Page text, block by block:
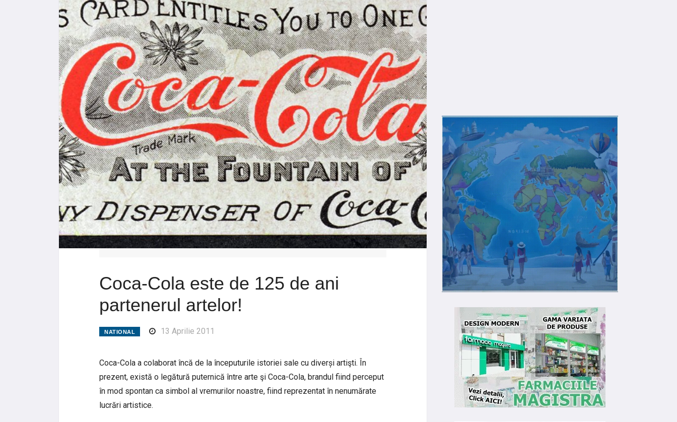
Coca-Cola este de 125 de ani
partenerul artelor!
NATIONAL 13 Aprilie 2011
Coca-Cola a colaborat încă de la începuturile istoriei sale cu diverși artişti. În
prezent, există o legătură puternică între arte şi Coca-Cola, brandul fiind perceput
în mod spontan ca simbol al vremurilor noastre, fiind reprezentat în nenumărate
lucrări artistice.